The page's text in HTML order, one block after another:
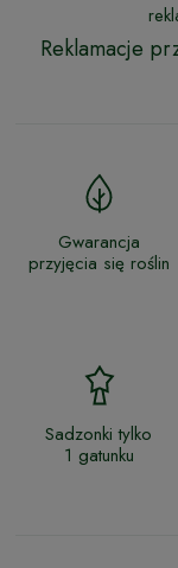
Reklamacje
Gwarancja
przyjęcia się roślin
Sadzonki tylko
1 gatunku